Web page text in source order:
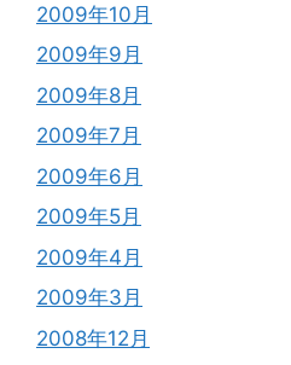
2009年10月
2009年9月
2009年8月
2009年7月
2009年6月
2009年5月
2009年4月
2009年3月
2008年12月